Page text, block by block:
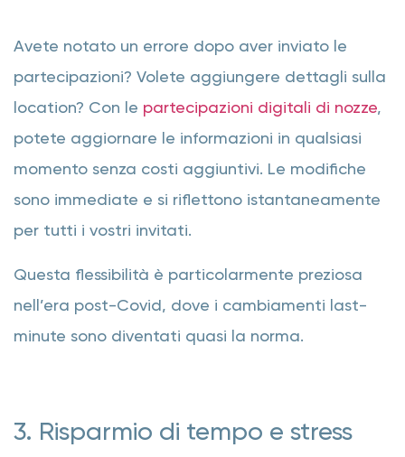
Avete notato un errore dopo aver inviato le
partecipazioni? Volete aggiungere dettagli sulla
location? Con le partecipazioni digitali di nozze,
potete aggiornare le informazioni in qualsiasi
momento senza costi aggiuntivi. Le modifiche
sono immediate e si riflettono istantaneamente
per tutti i vostri invitati.
Questa flessibilità è particolarmente preziosa
nell’era post-Covid, dove i cambiamenti last-
minute sono diventati quasi la norma.
3. Risparmio di tempo e stress